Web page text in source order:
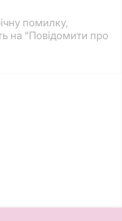
помилку,
на “Повідомити про